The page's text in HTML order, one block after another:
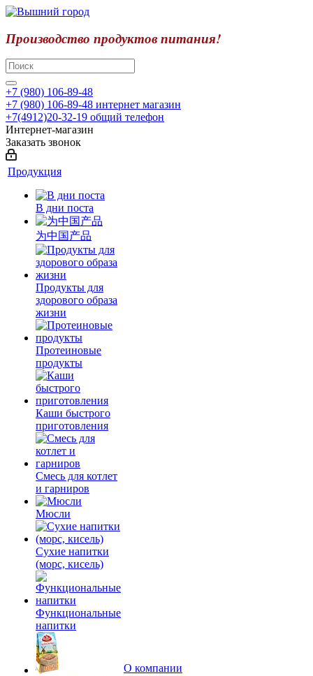
Производство продуктов питания!
+7 (980) 106-89-48
+7 (980) 106-89-48 интернет магазин
+7(4912)20-32-19 общий телефон
Интернет-магазин
Заказать звонок
Продукция
В дни поста
为中国产品
Продукты для
здорового образа
жизни
Протеиновые
продукты
Каши быстрого
приготовления
Смесь для котлет
и гарниров
Мюсли
Сухие напитки
(морс, кисель)
Функциональные
напитки
О компании